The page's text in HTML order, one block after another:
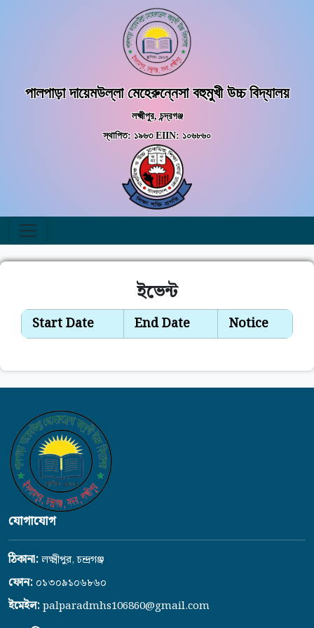
পালপাড়া দায়েমউল্লা মেহেরুন্নেসা বহুমুখী উচ্চ বিদ্যালয়
লক্ষ্মীপুর, চন্দ্রগঞ্জ
স্থাপিত: ১৯৬৩ EIIN: ১০৬৮৬০
ইভেন্ট
Start Date End Date Notice
যোগাযোগ
ঠিকানা:লক্ষ্মীপুর, চন্দ্রগঞ্জ
ফোন: ০১৩০৯১০৬৮৬০
ইমেইল:palparadmhs106860@gmail.com